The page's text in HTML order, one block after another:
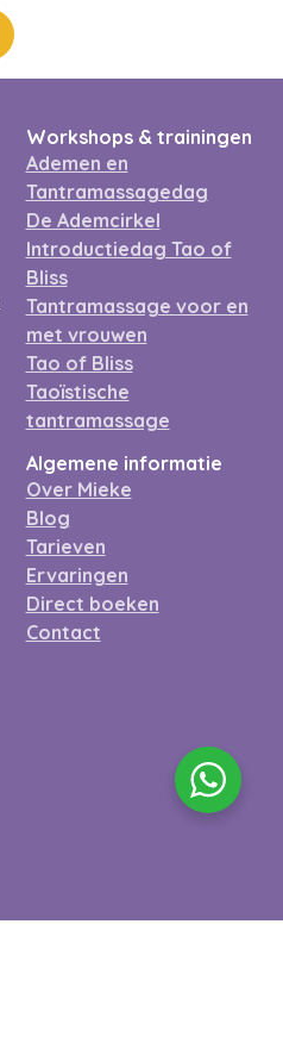
Workshops & trainingen
Ademen en
Tantramassagedag
De Ademcirkel
Introductiedag Tao of
Bliss
Tantramassage voor en
met vrouwen
Tao of Bliss
Taoïstische
tantramassage
Algemene informatie
Over Mieke
Blog
Tarieven
Ervaringen
Direct boeken
Contact